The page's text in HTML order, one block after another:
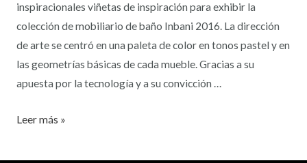
inspiracionales viñetas de inspiración para exhibir la
colección de mobiliario de baño Inbani 2016. La dirección
de arte se centró en una paleta de color en tonos pastel y en
las geometrías básicas de cada mueble. Gracias a su
apuesta por la tecnología y a su convicción …
Leer más »